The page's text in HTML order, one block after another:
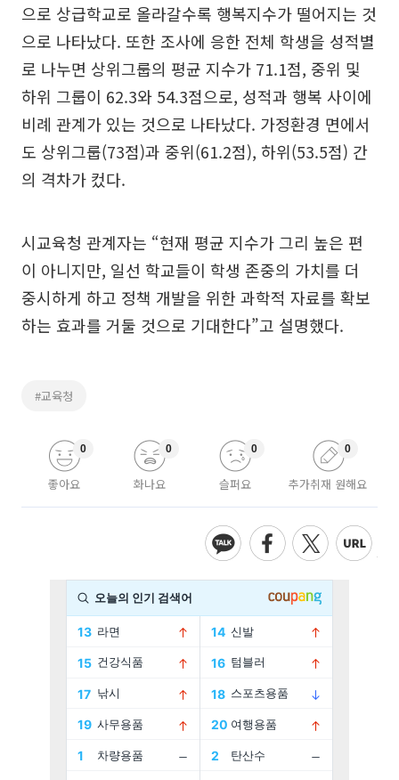
으로 상급학교로 올라갈수록 행복지수가 떨어지는 것
으로 나타났다. 또한 조사에 응한 전체 학생을 성적별
로 나누면 상위그룹의 평균 지수가 71.1점, 중위 및
하위 그룹이 62.3와 54.3점으로, 성적과 행복 사이에
비례 관계가 있는 것으로 나타났다. 가정환경 면에서
도 상위그룹(73점)과 중위(61.2점), 하위(53.5점) 간
의 격차가 컸다.
시교육청 관계자는 “현재 평균 지수가 그리 높은 편
이 아니지만, 일선 학교들이 학생 존중의 가치를 더
중시하게 하고 정책 개발을 위한 과학적 자료를 확보
하는 효과를 거둘 것으로 기대한다”고 설명했다.
#교육청
좋아요
0
화나요
0
슬퍼요
0
추가취재 원해요
0